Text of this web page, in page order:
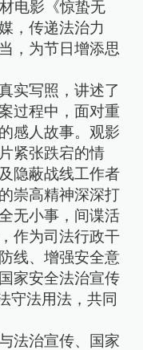
电影《惊蛰无
，传递法治力
，为节日增添思
实写照，讲述了
过程中，面对重
感人故事。观影
紧张跌宕的情
隐蔽战线工作者
崇高精神深深打
无小事，间谍活
作为司法行政干
线、增强安全意
家安全法治宣传
守法用法，共同
法治宣传、国家